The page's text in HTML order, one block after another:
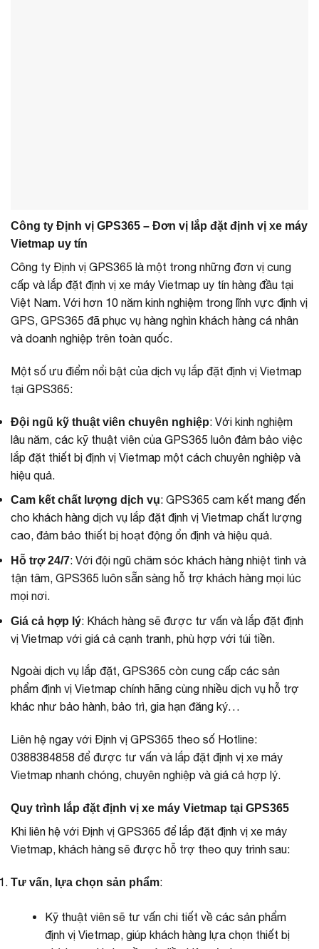
Công ty Định vị GPS365 – Đơn vị lắp đặt định vị xe máy
Vietmap uy tín
Công ty Định vị GPS365 là một trong những đơn vị cung
cấp và lắp đặt định vị xe máy Vietmap uy tín hàng đầu tại
Việt Nam. Với hơn 10 năm kinh nghiệm trong lĩnh vực định vị
GPS, GPS365 đã phục vụ hàng nghìn khách hàng cá nhân
và doanh nghiệp trên toàn quốc.
Một số ưu điểm nổi bật của dịch vụ lắp đặt định vị Vietmap
tại GPS365:
Đội ngũ kỹ thuật viên chuyên nghiệp: Với kinh nghiệm
lâu năm, các kỹ thuật viên của GPS365 luôn đảm bảo việc
lắp đặt thiết bị định vị Vietmap một cách chuyên nghiệp và
hiệu quả.
Cam kết chất lượng dịch vụ: GPS365 cam kết mang đến
cho khách hàng dịch vụ lắp đặt định vị Vietmap chất lượng
cao, đảm bảo thiết bị hoạt động ổn định và hiệu quả.
Hỗ trợ 24/7: Với đội ngũ chăm sóc khách hàng nhiệt tình và
tận tâm, GPS365 luôn sẵn sàng hỗ trợ khách hàng mọi lúc
mọi nơi.
Giá cả hợp lý: Khách hàng sẽ được tư vấn và lắp đặt định
vị Vietmap với giá cả cạnh tranh, phù hợp với túi tiền.
Ngoài dịch vụ lắp đặt, GPS365 còn cung cấp các sản
phẩm định vị Vietmap chính hãng cùng nhiều dịch vụ hỗ trợ
khác như bảo hành, bảo trì, gia hạn đăng ký…
Liên hệ ngay với Định vị GPS365 theo số Hotline:
0388384858 để được tư vấn và lắp đặt định vị xe máy
Vietmap nhanh chóng, chuyên nghiệp và giá cả hợp lý.
Quy trình lắp đặt định vị xe máy Vietmap tại GPS365
Khi liên hệ với Định vị GPS365 để lắp đặt định vị xe máy
Vietmap, khách hàng sẽ được hỗ trợ theo quy trình sau:
Tư vấn, lựa chọn sản phẩm:
Kỹ thuật viên sẽ tư vấn chi tiết về các sản phẩm
định vị Vietmap, giúp khách hàng lựa chọn thiết bị